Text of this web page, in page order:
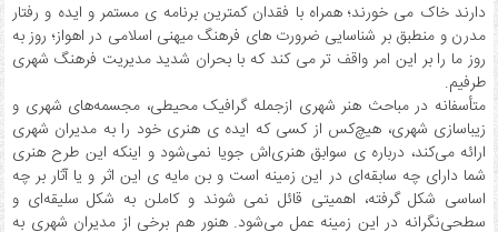
دارند خاک می خورند؛ همراه با فقدان کمترین برنامه ی مستمر و ایده و رفتار
مدرن و منطبق بر شناسایی ضرورت های فرهنگ میهنی اسلامی در اهواز؛ روز به
روز ما را بر این امر واقف تر می کند که با بحران شدید مدیریت فرهنگ شهری
طرفیم.
متأسفانه در مباحث هنر شهری ازجمله گرافیک محیطی، مجسمه‌های شهری و
زیباسازی شهری، هیچ‌کس از کسی که ایده ی هنری خود را به مدیران شهری
ارائه می‌کند، درباره ی سوابق هنری‌اش جویا نمی‌شود و اینکه این طرح هنری
شما دارای چه سابقه‌ای در این زمینه است و بن مایه ی این اثر و یا آثار بر چه
اساسی شکل گرفته، اهمیتی قائل نمی شوند و کاملن به شکل سلیقه‌ای و
سطحی‌نگرانه در این زمینه عمل می‌شود. هنور هم برخی از مدیران شهری به